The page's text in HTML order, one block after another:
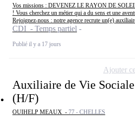
Vos missions : DEVENEZ LE RAYON DE
! Vous cherchez un métier qui a du sens et une
Rejoignez-nous : notre agence recrute un(e)
CDI - Temps partiel
Publié il y a 17 jours
Auxiliaire de Vie
(H/F)
OUIHELP MEAUX - 77 - CHELLES
Ajouter